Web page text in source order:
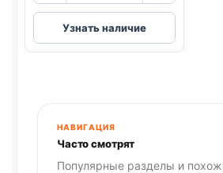
Кошачья
мята,
20
Узнать наличие
НАВИГАЦИЯ
Часто смотрят
Популярные разделы и